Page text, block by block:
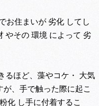
お住まいが 劣化 してし
やその 環境 によって 劣
るほど、藻やコケ・ 大気
、手で触った際に起こ
化 し手に付着するこ